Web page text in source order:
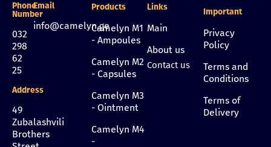
Phone
Number
032
298
62
25
Email
info@camelyn.ge
Address
49
Zubalashvili
Brothers
Products
Camelyn M1
- Ampoules
Camelyn M2
- Capsules
Camelyn M3
- Ointment
Camelyn M4
-
Links
Main
About us
Contact us
Important
Privacy
Policy
Terms and
Conditions
Terms of
Delivery